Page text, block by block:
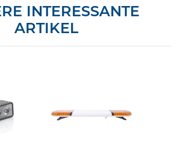
INTERESSANTE
ARTIKEL